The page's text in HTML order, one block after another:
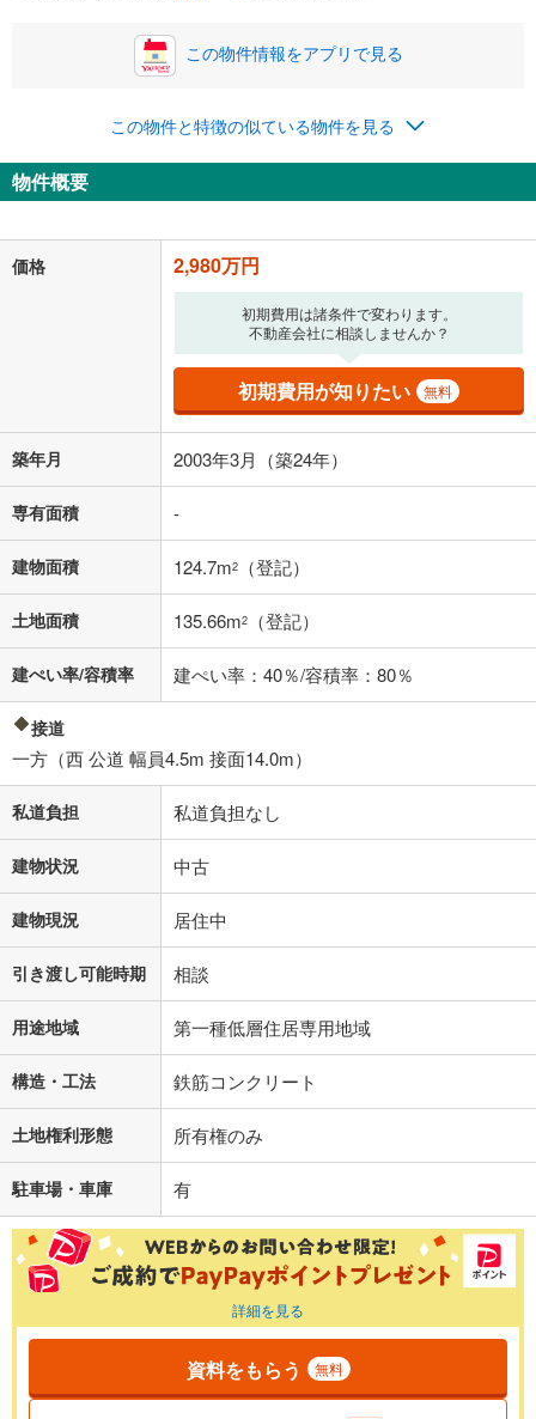
0円
ナス時の増額分（1回分）を入力してください。
ボーナス払いの限度額は金融機関によって異なります。
閉じる
月々の返済額
上、ご自身での入力をお願いいたします。初期設定で自動入力されてい
る値は、実際の金融機関等における貸出金利とは何ら関係がなく、実際
の金融機関等における貸出金利を何ら保証するものではありません。返
済方法「元利均等返済」にて算出しております。入力された金利を35年
適用した場合の計算結果を表示しています。
その他月額費用や、初期費用がかかります。ご注意ください。実際にお
借り入れの際は各金融機関等に、必ずご自身でご確認をお願いいたしま
す。
条件によってお借り入れができないことがあります。
不動産会社に購入相談をする
閉じる
この物件情報をアプリで見る
この物件と特徴の似ている物件を見る
物件概要
価格 2,980万円
初期費用は諸条件で変わります。
不動産会社に相談しませんか？
初期費用が知りたい 無料
築年月 2003年3月（築24年）
専有面積 -
建物面積 124.7m2 （登記）
土地面積 135.66m2 （登記）
建ぺい率/容積率 建ぺい率：40％/容積率：80％
接道
一方（西 公道 幅員4.5m 接面14.0m）
私道負担 私道負担なし
建物状況 中古
建物現況 居住中
引き渡し可能時期 相談
用途地域 第一種低層住居専用地域
構造・工法 鉄筋コンクリート
土地権利形態 所有権のみ
駐車場・車庫 有
詳細を見る
資料をもらう 無料